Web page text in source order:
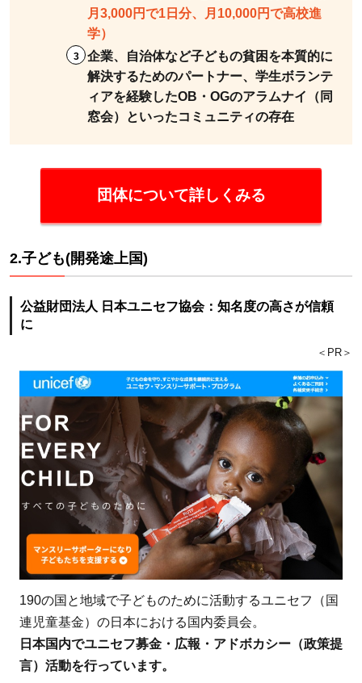
2.6.1
ぶ捜索医療
団
ARROWS：
国内外で豊
援の経験を
有する
権・
平和
2.7.1
人難民
支援協
会：日
本に逃
れて来
た難民
を支援
2.7.2
公益社
団法人
ステ
ィ・イ
ンター
ナショ
月3,000円で1日分、月10,000円で高校進
学）
企業、自治体など子どもの貧困を本質的に
解決するためのパートナー、学生ボランテ
ィアを経験したOB・OGのアラムナイ（同
窓会）といったコミュニティの存在
団体について詳しくみる
2.子ども(開発途上国)
公益財団法人 日本ユニセフ協会：知名度の高さが信頼
に
＜PR＞
190の国と地域で子どものために活動するユニセフ（国
連児童基金）の日本における国内委員会。
日本国内でユニセフ募金・広報・アドボカシー（政策提
言）活動を行っています。